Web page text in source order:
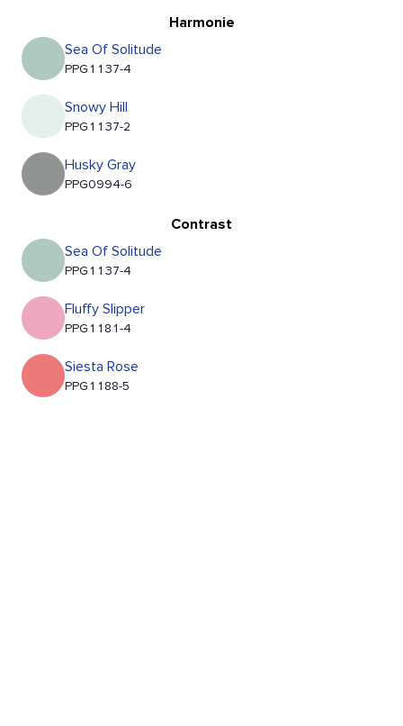
Harmonie
Sea Of Solitude
PPG1137-4
Snowy Hill
PPG1137-2
Husky Gray
PPG0994-6
Contrast
Sea Of Solitude
PPG1137-4
Fluffy Slipper
PPG1181-4
Siesta Rose
PPG1188-5